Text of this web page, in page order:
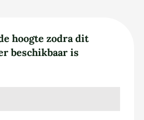
hoogte zodra dit
beschikbaar is